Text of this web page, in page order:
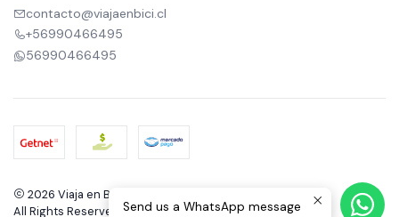
contacto@viajaenbici.cl
+56990466495
56990466495
2026 Viaja en Bici.
All Rights Reserved.Powered by Jumpseller
Send us a WhatsApp message